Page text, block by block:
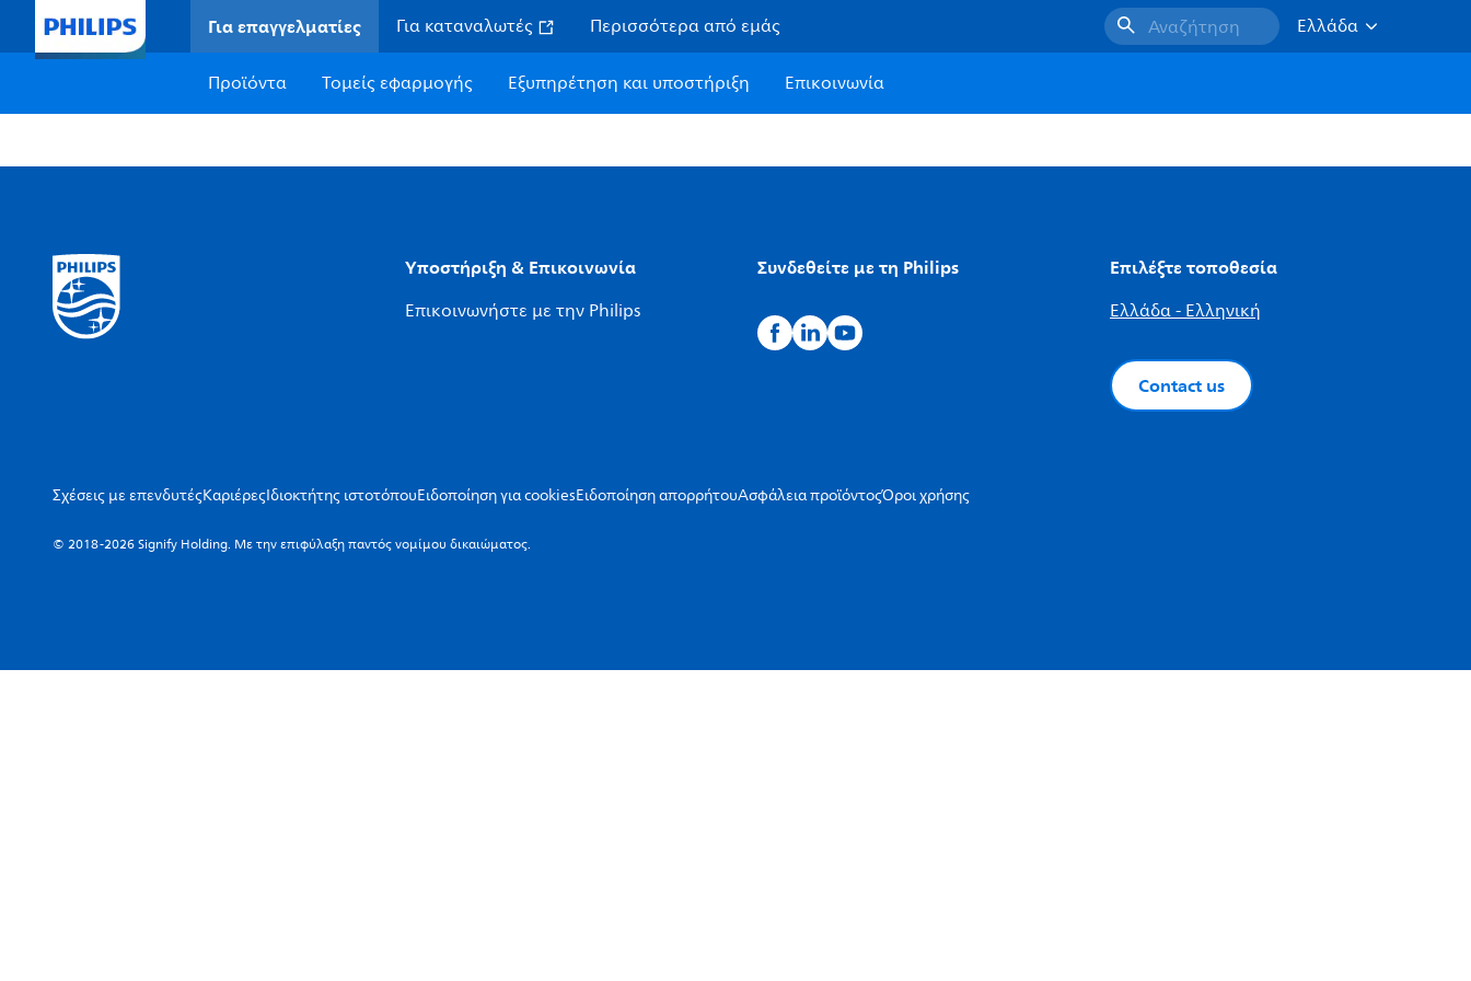
Για επαγγελματίες Για καταναλωτές Περισσότερα από εμάς Αναζήτηση
Ελλάδα
Προϊόντα
Τομείς εφαρμογής Εξυπηρέτηση και υποστήριξη Επικοινωνία
Υποστήριξη & Επικοινωνία
Επικοινωνήστε με την Philips
Συνδεθείτε με τη Philips Επιλέξτε τοποθεσία
Ελλάδα - Ελληνική
Contact us
Σχέσεις με επενδυτέςΚαριέρεςΙδιοκτήτης ιστοτόπουΕιδοποίηση για cookiesΕιδοποίηση απορρήτουΑσφάλεια προϊόντοςΌροι χρήσης
© 2018-2026 Signify Holding. Με την επιφύλαξη παντός νομίμου δικαιώματος.